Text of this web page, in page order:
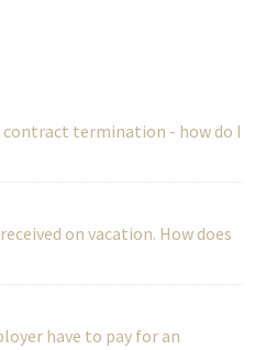
termination - how do I
on vacation. How does
have to pay for an